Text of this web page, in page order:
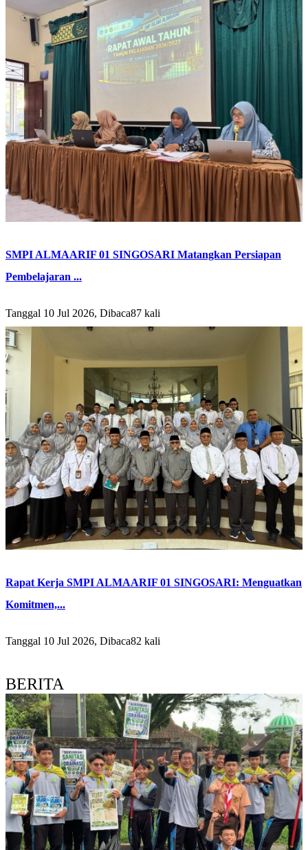
SMPI ALMAARIF 01 SINGOSARI Matangkan Persiapan
Pembelajaran ...
Tanggal 10 Jul 2026, Dibaca87 kali
Rapat Kerja SMPI ALMAARIF 01 SINGOSARI: Menguatkan
Komitmen,...
Tanggal 10 Jul 2026, Dibaca82 kali
BERITA